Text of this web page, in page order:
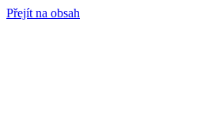
Přejít na obsah